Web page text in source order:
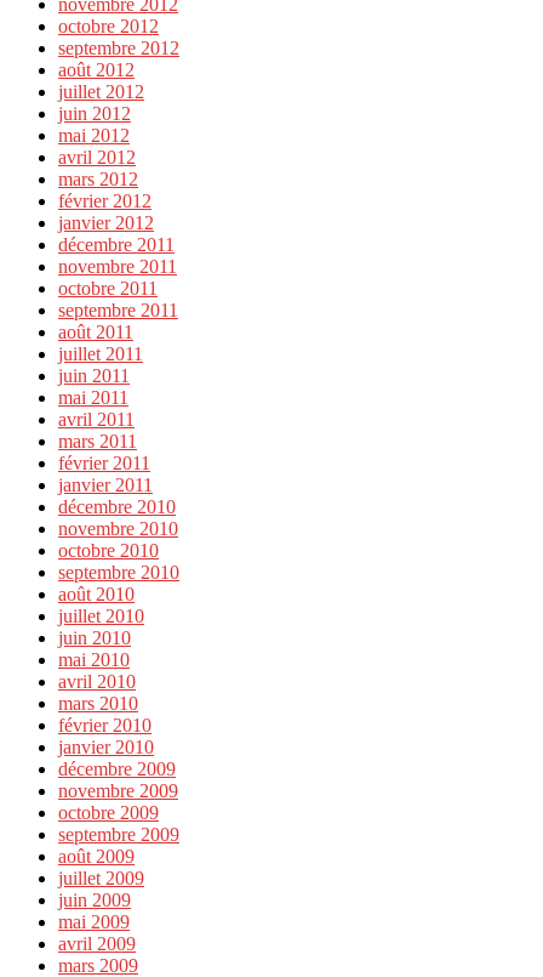
octobre 2012
septembre 2012
août 2012
juillet 2012
juin 2012
mai 2012
avril 2012
mars 2012
février 2012
janvier 2012
décembre 2011
novembre 2011
octobre 2011
septembre 2011
août 2011
juillet 2011
juin 2011
mai 2011
avril 2011
mars 2011
février 2011
janvier 2011
décembre 2010
novembre 2010
octobre 2010
septembre 2010
août 2010
juillet 2010
juin 2010
mai 2010
avril 2010
mars 2010
février 2010
janvier 2010
décembre 2009
novembre 2009
octobre 2009
septembre 2009
août 2009
juillet 2009
juin 2009
mai 2009
avril 2009
mars 2009